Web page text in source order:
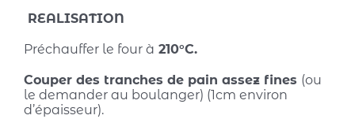
REALISATION
Préchauffer le four à 210°C.
Couper des tranches de pain assez fines (ou
le demander au boulanger) (1cm environ
d’épaisseur).